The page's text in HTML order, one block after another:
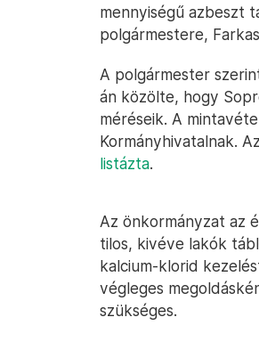
mennyiségű azbeszt
polgármestere,
A polgármester
án közölte, hogy
méréseik. A
Kormányhivatalnak.
listázta.
Az önkormányzat az
tilos, kivéve lakók
kalcium-klorid
végleges
szükséges.